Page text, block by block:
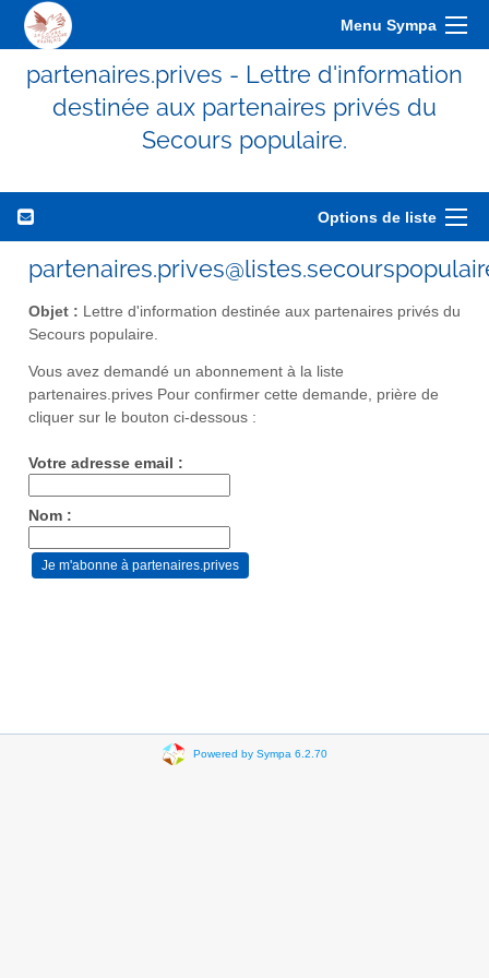
Menu Sympa
partenaires.prives - Lettre d'information
destinée aux partenaires privés du
Secours populaire.
Options de liste
Objet : Lettre d'information destinée aux partenaires privés du
Secours populaire.
Vous avez demandé un abonnement à la liste
partenaires.prives Pour confirmer cette demande, prière de
cliquer sur le bouton ci-dessous :
Votre adresse email :
Nom :
Powered by Sympa 6.2.70